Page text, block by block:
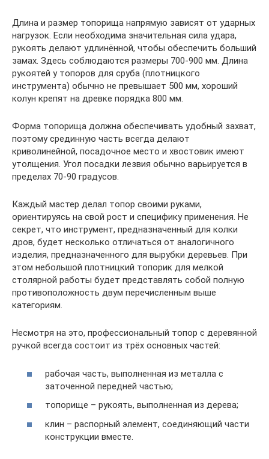
Длина и размер топорища напрямую зависят от ударных
нагрузок. Если необходима значительная сила удара,
рукоять делают удлинённой, чтобы обеспечить больший
замах. Здесь соблюдаются размеры 700-900 мм. Длина
рукоятей у топоров для сруба (плотницкого
инструмента) обычно не превышает 500 мм, хороший
колун крепят на древке порядка 800 мм.
Форма топорища должна обеспечивать удобный захват,
поэтому срединную часть всегда делают
криволинейной, посадочное место и хвостовик имеют
утолщения. Угол посадки лезвия обычно варьируется в
пределах 70-90 градусов.
Каждый мастер делал топор своими руками,
ориентируясь на свой рост и специфику применения. Не
секрет, что инструмент, предназначенный для колки
дров, будет несколько отличаться от аналогичного
изделия, предназначенного для вырубки деревьев. При
этом небольшой плотницкий топорик для мелкой
столярной работы будет представлять собой полную
противоположность двум перечисленным выше
категориям.
Несмотря на это, профессиональный топор с деревянной
ручкой всегда состоит из трёх основных частей:
рабочая часть, выполненная из металла с
заточенной передней частью;
топорище – рукоять, выполненная из дерева;
клин – распорный элемент, соединяющий части
конструкции вместе.